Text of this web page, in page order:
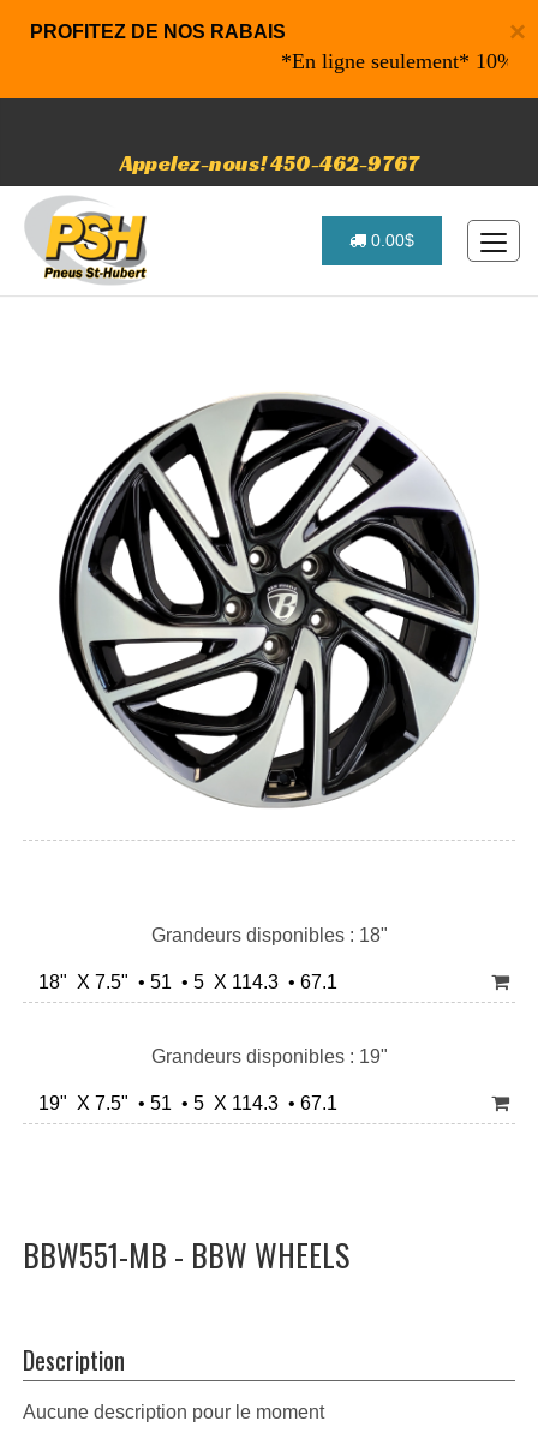
×
PROFITEZ DE NOS RABAIS
*En ligne seulement* 10% de
Appelez-nous! 450-462-9767
0.00$
Grandeurs disponibles : 18"
18" X 7.5" • 51 • 5 X 114.3 • 67.1
Grandeurs disponibles : 19"
19" X 7.5" • 51 • 5 X 114.3 • 67.1
BBW551-MB - BBW WHEELS
Description
Aucune description pour le moment